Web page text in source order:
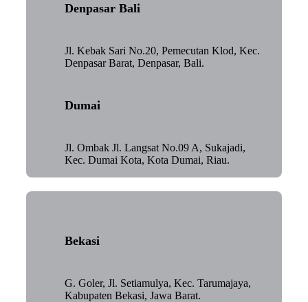
Denpasar Bali
Jl. Kebak Sari No.20, Pemecutan Klod, Kec.
Denpasar Barat, Denpasar, Bali.
Dumai
Jl. Ombak Jl. Langsat No.09 A, Sukajadi,
Kec. Dumai Kota, Kota Dumai, Riau.
Bekasi
G. Goler, Jl. Setiamulya, Kec. Tarumajaya,
Kabupaten Bekasi, Jawa Barat.